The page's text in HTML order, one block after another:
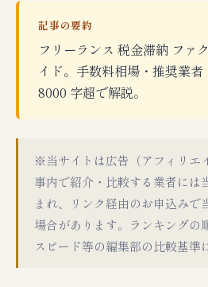
記事の要約
フリーランス 税金滞納 ファ
イド。手数料相場・推奨業者
8000 字超で解説。
※当サイトは広告（アフィリエ
事内で紹介・比較する業者には
まれ、リンク経由のお申込みで
場合があります。ランキングの
スピード等の編集部の比較基準